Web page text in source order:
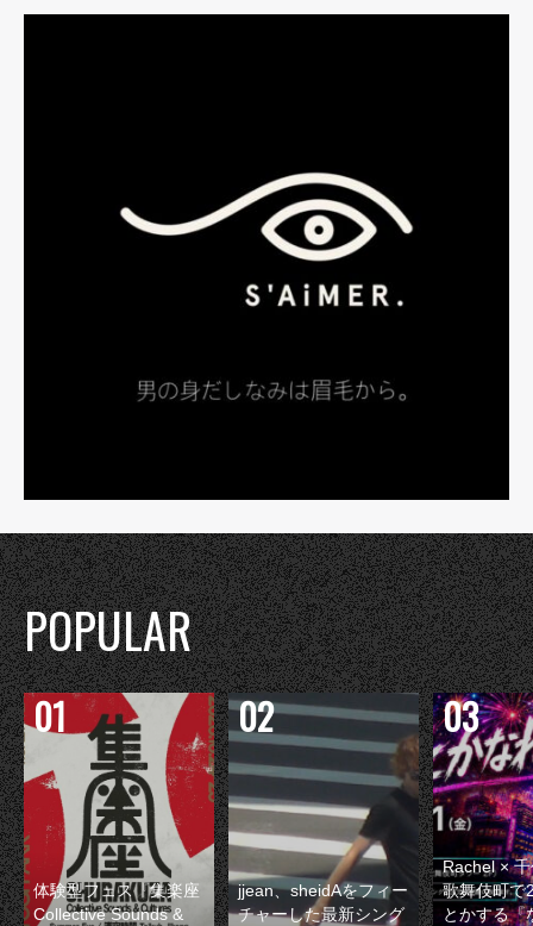
POPULAR
体験型フェス『集楽座
Collective Sounds &
jjean、sheidAをフィー
チャーした最新シング
Rachel ×
歌舞伎町で
とかする『